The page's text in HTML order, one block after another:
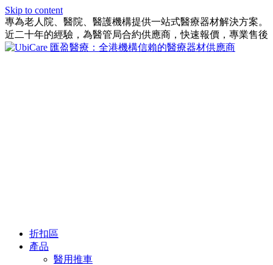
Skip to content
專為老人院、醫院、醫護機構提供一站式醫療器材解決方案。
近二十年的經驗，為醫管局合約供應商，快速報價，專業售後
折扣區
產品
醫用推車